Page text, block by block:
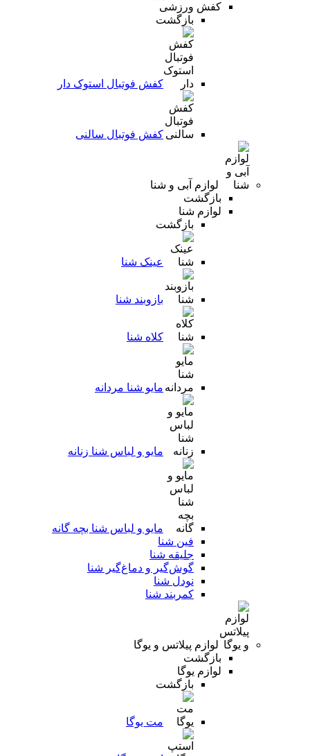
کفش ورزشی
بازگشت
کفش فوتبال استوک دار
کفش فوتبال سالنی
لوازم آبی و شنا
بازگشت
لوازم شنا
بازگشت
عینک شنا
بازوبند شنا
کلاه شنا
مایو شنا مردانه
مایو و لباس شنا زنانه
مایو و لباس شنا بچه گانه
فین شنا
جلیقه شنا
گوش‌گیر و دماغ‌گیر شنا
نودل شنا
کمربند شنا
لوازم پیلاتس و یوگا
بازگشت
لوازم یوگا
بازگشت
مت یوگا